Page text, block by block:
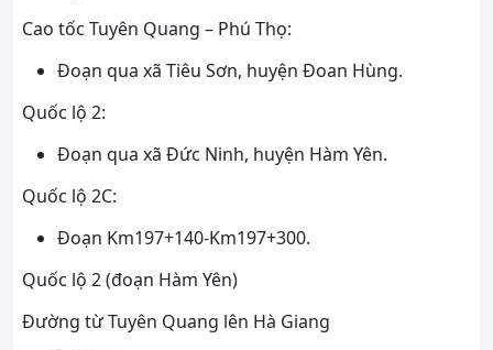
Cao tốc Tuyên Quang – Phú Thọ:
Đoạn qua xã Tiêu Sơn, huyện Đoan Hùng.
Quốc lộ 2:
Đoạn qua xã Đức Ninh, huyện Hàm Yên.
Quốc lộ 2C:
Đoạn Km197+140-Km197+300.
Quốc lộ 2 (đoạn Hàm Yên)
Đường từ Tuyên Quang lên Hà Giang